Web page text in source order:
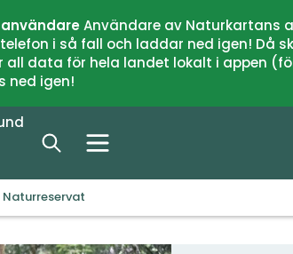
Användare av Naturkartans
i så fall och laddar ned igen! Då
all data för hela landet lokalt i appen
ned igen!
Naturreservat